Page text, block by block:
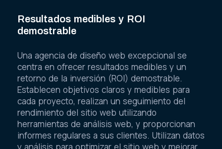
Resultados medibles y ROI
demostrable
Una agencia de diseño web excepcional se
centra en ofrecer resultados medibles y un
retorno de la inversión (ROI) demostrable.
Establecen objetivos claros y medibles para
cada proyecto, realizan un seguimiento del
rendimiento del sitio web utilizando
herramientas de análisis web, y proporcionan
informes regulares a sus clientes. Utilizan datos